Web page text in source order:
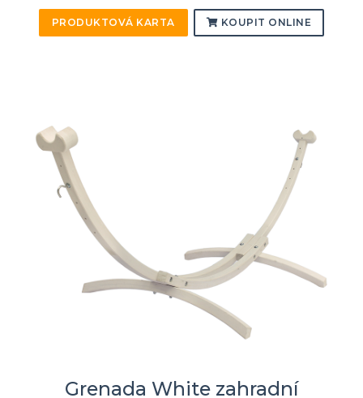
PRODUKTOVÁ KARTA KOUPIT ONLINE
Grenada White zahradní